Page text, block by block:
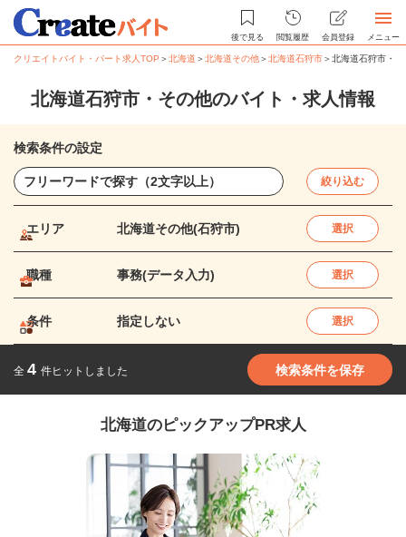
後で見る 閲覧履歴 会員登録 メニュー
クリエイトバイト・パート求人TOP ＞北海道 ＞北海道その他＞北海道石狩市＞北海道石狩市・
北海道石狩市・その他のバイト・求人情報
検索条件の設定
絞り込む
エリア 北海道その他(石狩市) 選択
職種 事務(データ入力) 選択
条件 指定しない 選択
全 4 件ヒットしました 検索条件を保存
北海道のピックアップPR求人